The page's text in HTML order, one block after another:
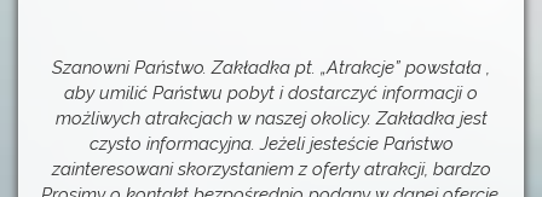
Szanowni Państwo. Zakładka pt. „Atrakcje” powstała ,
aby umilić Państwu pobyt i dostarczyć informacji o
możliwych atrakcjach w naszej okolicy. Zakładka jest
czysto informacyjna. Jeżeli jesteście Państwo
zainteresowani skorzystaniem z oferty atrakcji, bardzo